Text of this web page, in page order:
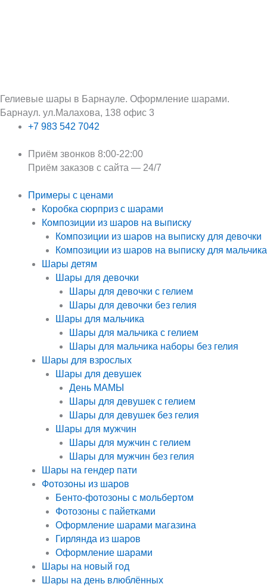
Гелиевые шары в Барнауле. Оформление шарами.
Барнаул. ул.Малахова, 138 офис 3
+7 983 542 7042
Приём звонков 8:00-22:00
Приём заказов с сайта — 24/7
Примеры с ценами
Коробка сюрприз с шарами
Композиции из шаров на выписку
Композиции из шаров на выписку для девочки
Композиции из шаров на выписку для мальчика
Шары детям
Шары для девочки
Шары для девочки с гелием
Шары для девочки без гелия
Шары для мальчика
Шары для мальчика с гелием
Шары для мальчика наборы без гелия
Шары для взрослых
Шары для девушек
День МАМЫ
Шары для девушек с гелием
Шары для девушек без гелия
Шары для мужчин
Шары для мужчин с гелием
Шары для мужчин без гелия
Шары на гендер пати
Фотозоны из шаров
Бенто-фотозоны с мольбертом
Фотозоны с пайетками
Оформление шарами магазина
Гирлянда из шаров
Оформление шарами
Шары на новый год
Шары на день влюблённых